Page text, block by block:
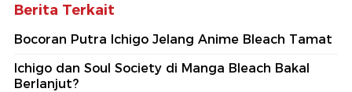
Berita Terkait
Bocoran Putra Ichigo Jelang Anime Bleach Tamat
Ichigo dan Soul Society di Manga Bleach Bakal
Berlanjut?